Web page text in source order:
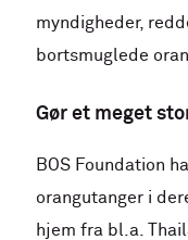
myndigheder,
bortsmuglede
Gør et meget
BOS Foundation
orangutanger i
hjem fra bl.a.